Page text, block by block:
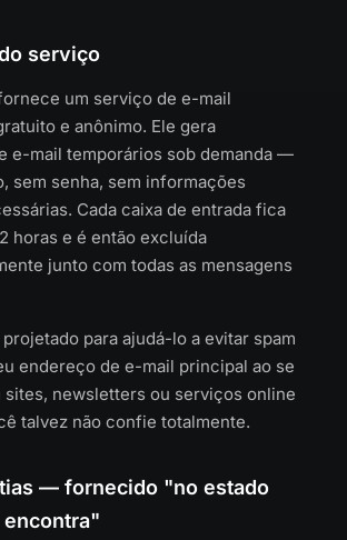
serviço
um serviço de e-mail
e anônimo. Ele gera
e-mail temporários sob demanda —
sem senha, sem informações
Cada caixa de entrada fica
horas e é então excluída
junto com todas as mensagens
para ajudá-lo a evitar spam
endereço de e-mail principal ao se
sites, newsletters ou serviços online
talvez não confie totalmente.
— fornecido "no estado
encontra"